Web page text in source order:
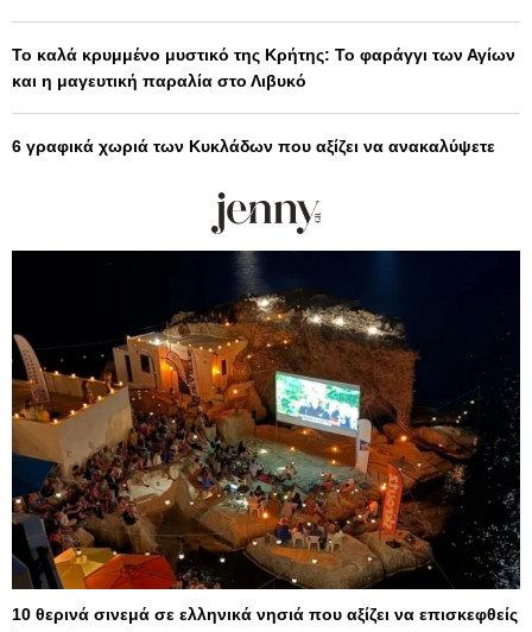
Το καλά κρυμμένο μυστικό της Κρήτης: Το φαράγγι των Αγίων
και η μαγευτική παραλία στο Λιβυκό
6 γραφικά χωριά των Κυκλάδων που αξίζει να ανακαλύψετε
10 θερινά σινεμά σε ελληνικά νησιά που αξίζει να επισκεφθείς